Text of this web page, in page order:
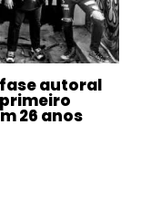
autoral
primeiro
26 anos